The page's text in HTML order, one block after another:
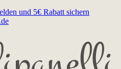
und 5€ Rabatt sichern